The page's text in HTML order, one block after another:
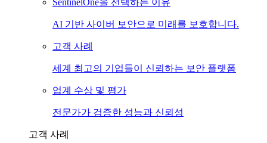
SentinelOne을 선택하는 이유
AI 기반 사이버 보안으로 미래를 보호합니다.
고객 사례
세계 최고의 기업들이 신뢰하는 보안 플랫폼
업계 수상 및 평가
전문가가 검증한 성능과 신뢰성
고객 사례